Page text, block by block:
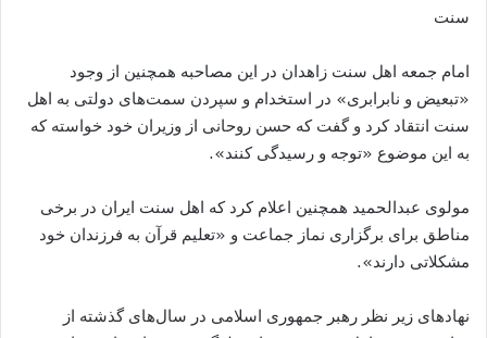
سنت
امام جمعه اهل سنت زاهدان در این مصاحبه همچنین از وجود
«تبعیض و نابرابری» در استخدام و سپردن سمتهای دولتی به اهل
سنت انتقاد کرد و گفت که حسن روحانی از وزیران خود خواسته که
به این موضوع «توجه و رسیدگی کنند».
مولوی عبدالحمید همچنین اعلام کرد که اهل سنت ایران در برخی
مناطق برای برگزاری نماز جماعت و «تعلیم قرآن به فرزندان خود
مشکلاتی دارند».
نهادهای زیر نظر رهبر جمهوری اسلامی در سالهای گذشته از